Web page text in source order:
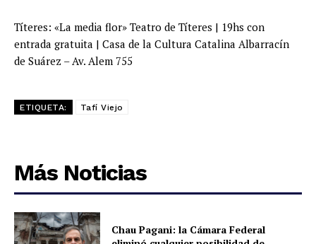
Títeres: «La media flor» Teatro de Títeres | 19hs con
entrada gratuita | Casa de la Cultura Catalina Albarracín
de Suárez – Av. Alem 755
ETIQUETA: Tafí Viejo
Más Noticias
Chau Pagani: la Cámara Federal